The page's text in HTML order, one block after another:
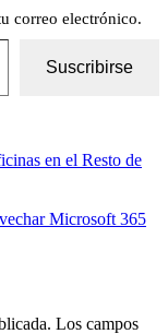
correo electrónico.
Suscribirse
en el Resto de
Microsoft 365
Los campos